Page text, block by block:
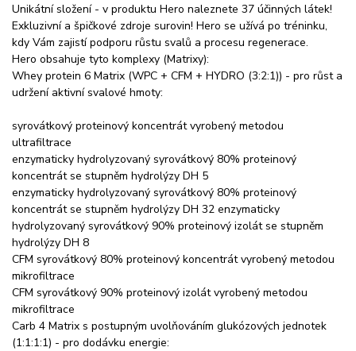
Unikátní složení - v produktu Hero naleznete 37 účinných látek!
Exkluzivní a špičkové zdroje surovin! Hero se užívá po tréninku,
kdy Vám zajistí podporu růstu svalů a procesu regenerace.
Hero obsahuje tyto komplexy (Matrixy):
Whey protein 6 Matrix (WPC + CFM + HYDRO (3:2:1)) - pro růst a
udržení aktivní svalové hmoty:
syrovátkový proteinový koncentrát vyrobený metodou
ultrafiltrace
enzymaticky hydrolyzovaný syrovátkový 80% proteinový
koncentrát se stupněm hydrolýzy DH 5
enzymaticky hydrolyzovaný syrovátkový 80% proteinový
koncentrát se stupněm hydrolýzy DH 32 enzymaticky
hydrolyzovaný syrovátkový 90% proteinový izolát se stupněm
hydrolýzy DH 8
CFM syrovátkový 80% proteinový koncentrát vyrobený metodou
mikrofiltrace
CFM syrovátkový 90% proteinový izolát vyrobený metodou
mikrofiltrace
Carb 4 Matrix s postupným uvolňováním glukózových jednotek
(1:1:1:1) - pro dodávku energie: